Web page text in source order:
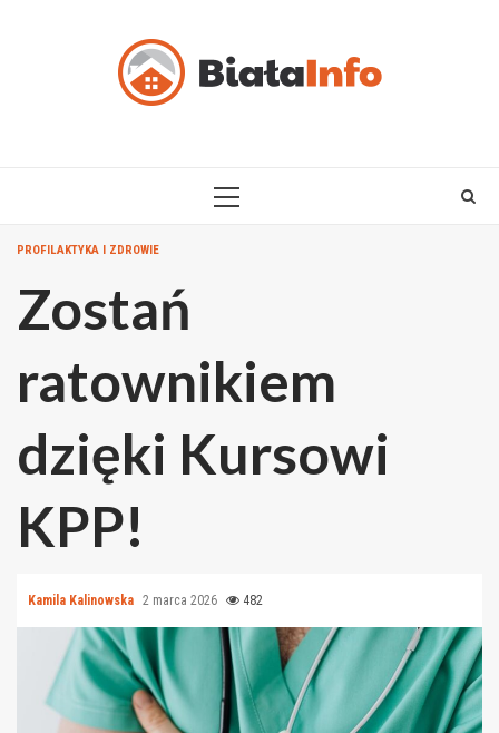
PRIMARY
PROFILAKTYKA I ZDROWIE
Zostań
ratownikiem
dzięki Kursowi
KPP!
Kamila Kalinowska 2 marca 2026 482